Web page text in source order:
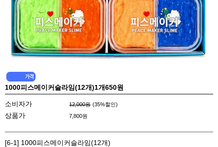
1000피스메이커슬라임(12개)1개650원
소비자가 12,000원 (35%할인)
상품가 7,800원
[6-1] 1000피스메이커슬라임(12개)